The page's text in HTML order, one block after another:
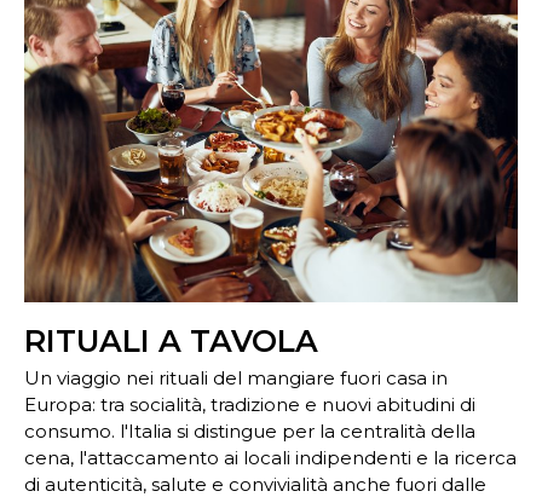
RITUALI A TAVOLA
Un viaggio nei rituali del mangiare fuori casa in
Europa: tra socialità, tradizione e nuovi abitudini di
consumo. l'Italia si distingue per la centralità della
cena, l'attaccamento ai locali indipendenti e la ricerca
di autenticità, salute e convivialità anche fuori dalle